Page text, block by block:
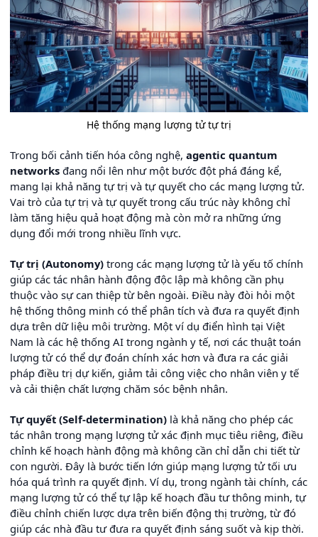
Hệ thống mạng lượng tử tự trị
Trong bối cảnh tiến hóa công nghệ, agentic quantum
networks đang nổi lên như một bước đột phá đáng kể,
mang lại khả năng tự trị và tự quyết cho các mạng lượng tử.
Vai trò của tự trị và tự quyết trong cấu trúc này không chỉ
làm tăng hiệu quả hoạt động mà còn mở ra những ứng
dụng đổi mới trong nhiều lĩnh vực.
Tự trị (Autonomy) trong các mạng lượng tử là yếu tố chính
giúp các tác nhân hành động độc lập mà không cần phụ
thuộc vào sự can thiệp từ bên ngoài. Điều này đòi hỏi một
hệ thống thông minh có thể phân tích và đưa ra quyết định
dựa trên dữ liệu môi trường. Một ví dụ điển hình tại Việt
Nam là các hệ thống AI trong ngành y tế, nơi các thuật toán
lượng tử có thể dự đoán chính xác hơn và đưa ra các giải
pháp điều trị dự kiến, giảm tải công việc cho nhân viên y tế
và cải thiện chất lượng chăm sóc bệnh nhân.
Tự quyết (Self-determination) là khả năng cho phép các
tác nhân trong mạng lượng tử xác định mục tiêu riêng, điều
chỉnh kế hoạch hành động mà không cần chỉ dẫn chi tiết từ
con người. Đây là bước tiến lớn giúp mạng lượng tử tối ưu
hóa quá trình ra quyết định. Ví dụ, trong ngành tài chính, các
mạng lượng tử có thể tự lập kế hoạch đầu tư thông minh, tự
điều chỉnh chiến lược dựa trên biến động thị trường, từ đó
giúp các nhà đầu tư đưa ra quyết định sáng suốt và kịp thời.